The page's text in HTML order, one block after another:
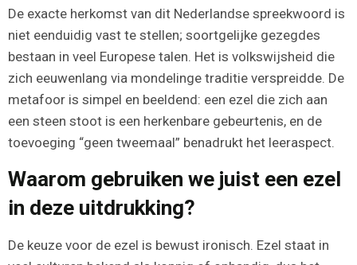
De exacte herkomst van dit Nederlandse spreekwoord is
niet eenduidig vast te stellen; soortgelijke gezegdes
bestaan in veel Europese talen. Het is volkswijsheid die
zich eeuwenlang via mondelinge traditie verspreidde. De
metafoor is simpel en beeldend: een ezel die zich aan
een steen stoot is een herkenbare gebeurtenis, en de
toevoeging “geen tweemaal” benadrukt het leeraspect.
Waarom gebruiken we juist een ezel
in deze uitdrukking?
De keuze voor de ezel is bewust ironisch. Ezel staat in